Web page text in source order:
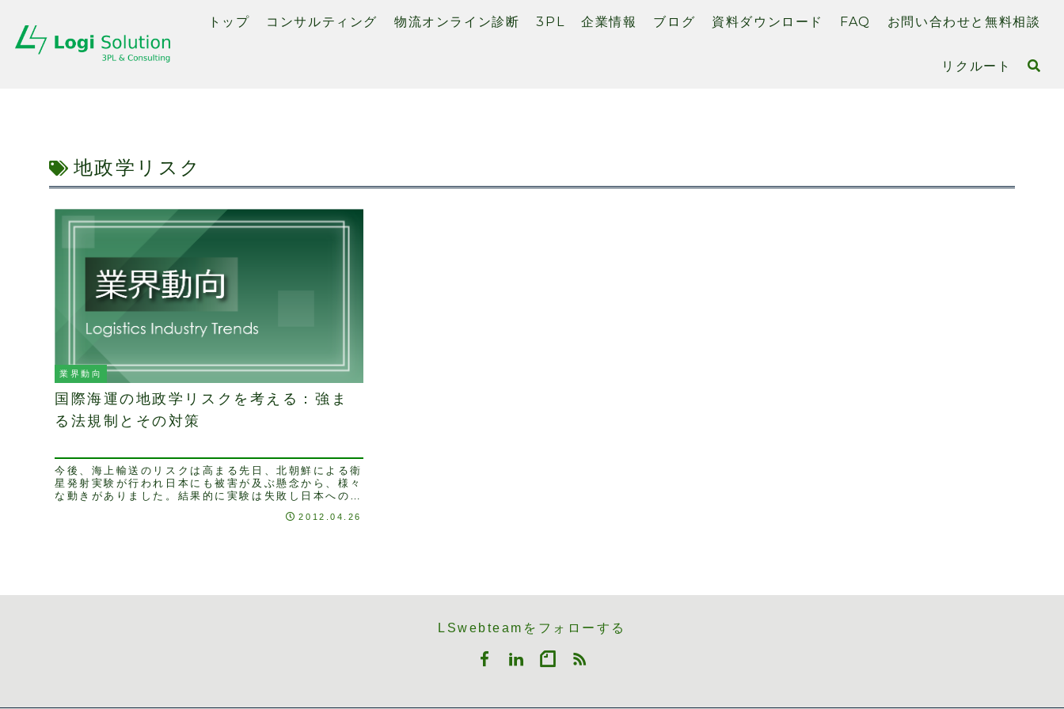
トップ コンサルティング 物流オンライン診断 3PL 企業情報 ブログ 資料ダウンロード FAQ お問い合わせと無料相談
リクルート
地政学リスク
業界動向
国際海運の地政学リスクを考える：強ま
る法規制とその対策
今後、海上輸送のリスクは高まる先日、北朝鮮による衛
星発射実験が行われ日本にも被害が及ぶ懸念から、様々
な動きがありました。結果的に実験は失敗し日本への直
2012.04.26
LSwebteamをフォローする